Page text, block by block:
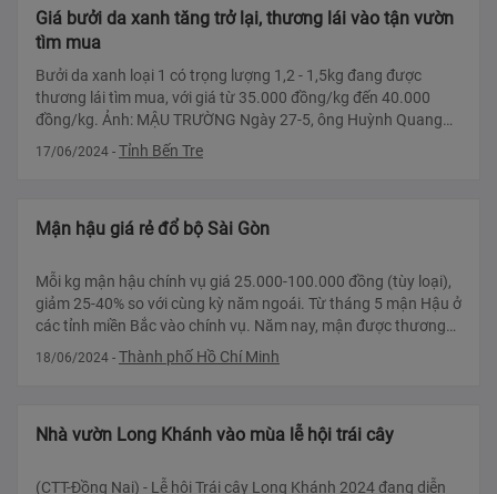
Giá bưởi da xanh tăng trở lại, thương lái vào tận vườn
tìm mua
Bưởi da xanh loại 1 có trọng lượng 1,2 - 1,5kg đang được
thương lái tìm mua, với giá từ 35.000 đồng/kg đến 40.000
đồng/kg. Ảnh: MẬU TRƯỜNG Ngày 27-5, ông Huỳnh Quang
Đức - phó giám đốc Sở Nông ng
17/06/2024 - Tỉnh Bến Tre
Mận hậu giá rẻ đổ bộ Sài Gòn
Mỗi kg mận hậu chính vụ giá 25.000-100.000 đồng (tùy loại),
giảm 25-40% so với cùng kỳ năm ngoái. Từ tháng 5 mận Hậu ở
các tỉnh miền Bắc vào chính vụ. Năm nay, mận được thương
lái nhập về Sài G?
18/06/2024 - Thành phố Hồ Chí Minh
Nhà vườn Long Khánh vào mùa lễ hội trái cây
​​​(CTT-Đồng Nai) - Lễ hội Trái cây Long Khánh 2024 đang diễn